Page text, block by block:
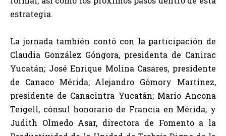
estrategia.
La jornada también contó con la participación de
Claudia González Góngora, presidenta de Canirac
Yucatán; José Enrique Molina Casares, presidente
de Canaco Mérida; Alejandro Gómory Martínez,
presidente de Canacintra Yucatán; Mario Ancona
Teigell, cónsul honorario de Francia en Mérida; y
Judith Olmedo Asar, directora de Fomento a la